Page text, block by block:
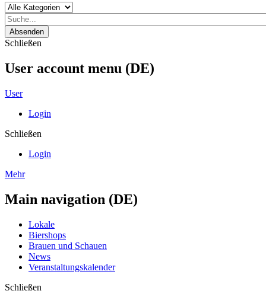
Absenden
Schließen
User account menu (DE)
User
Login
Schließen
Login
Mehr
Main navigation (DE)
Lokale
Biershops
Brauen und Schauen
News
Veranstaltungskalender
Schließen